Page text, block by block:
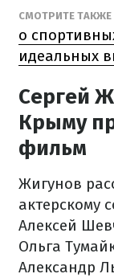
СМОТРИТЕ ТАКЖЕ
о
идеальных
Сергей
Крыму
фильм
Жигунов
актерскому
Алексей
Ольга
Александр